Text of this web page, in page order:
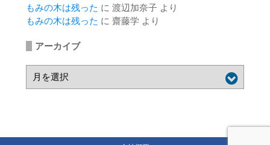
もみの木は残った に 渡辺加奈子より
もみの木は残った に 齋藤学 より
アーカイブ